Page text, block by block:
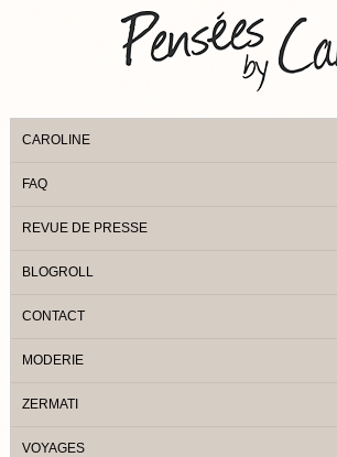
CAROLINE
FAQ
REVUE DE PRESSE
BLOGROLL
CONTACT
MODERIE
ZERMATI
VOYAGES